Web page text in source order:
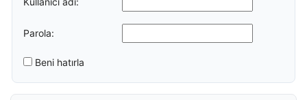
Parola:
Beni hatırla